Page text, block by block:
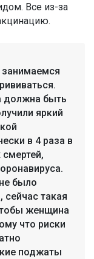
Все из-за
должна быть
яркий
в 4 раза в
было
такая
женщина
что риски
поджаты